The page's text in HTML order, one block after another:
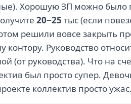
Хорошую ЗП можно было
20−25 тыс (если
решили вовсе закрыть
Руководство
(от руководства). Что на
был просто супер.
коллектив просто